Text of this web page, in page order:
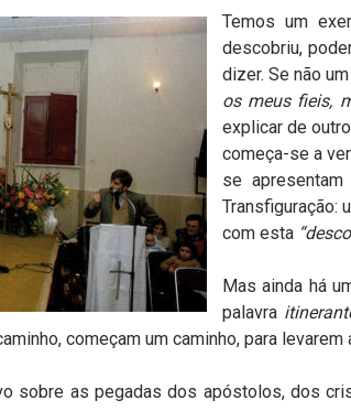
Temos um
descobriu,
dizer. Se não
os meus fieis,
explicar de
começa-se a
se
Transfiguração:
com esta
Mas ainda há
palavra
começam um caminho, para levarem
sobre as pegadas dos apóstolos, dos